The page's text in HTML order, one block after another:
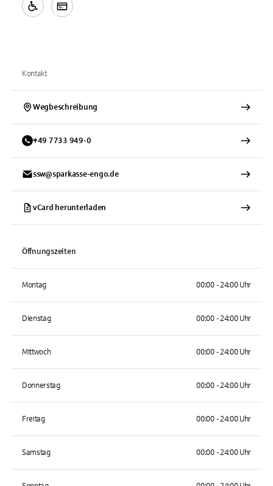
Kontakt
Wegbeschreibung
+49 7733 949-0
ssw@sparkasse-engo.de
vCard herunterladen
Öffnungszeiten
Montag 00:00 - 24:00 Uhr
Dienstag 00:00 - 24:00 Uhr
Mittwoch 00:00 - 24:00 Uhr
Donnerstag 00:00 - 24:00 Uhr
Freitag 00:00 - 24:00 Uhr
Samstag 00:00 - 24:00 Uhr